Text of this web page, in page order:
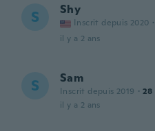
S Shy
Inscrit depuis 2020 ·
il y a 2 ans
S Sam
Inscrit depuis 2019 · 28
il y a 2 ans